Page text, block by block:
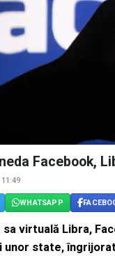
Facebook,
11:49
WHATSAPP
sa virtuală Libra,
unor state,